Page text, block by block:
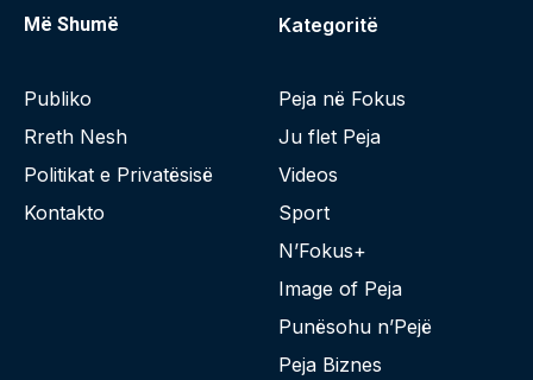
Më Shumë
Publiko
Rreth Nesh
Politikat e Privatësisë
Kontakto
Kategoritë
Peja në Fokus
Ju flet Peja
Videos
Sport
N’Fokus+
Image of Peja
Punësohu n’Pejë
Peja Biznes